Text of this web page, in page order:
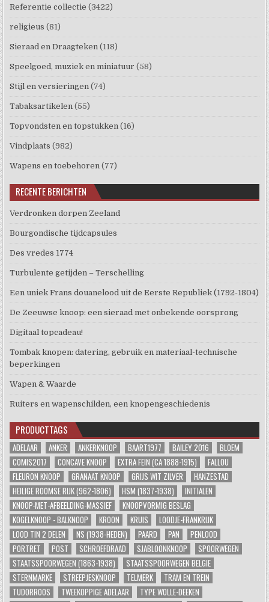
Referentie collectie (3422)
religieus (81)
Sieraad en Draagteken (118)
Speelgoed, muziek en miniatuur (58)
Stijl en versieringen (74)
Tabaksartikelen (55)
Topvondsten en topstukken (16)
Vindplaats (982)
Wapens en toebehoren (77)
RECENTE BERICHTEN
Verdronken dorpen Zeeland
Bourgondische tijdcapsules
Des vredes 1774
Turbulente getijden – Terschelling
Een uniek Frans douanelood uit de Eerste Republiek (1792-1804)
De Zeeuwse knoop: een sieraad met onbekende oorsprong
Digitaal topcadeau!
Tombak knopen: datering, gebruik en materiaal-technische
beperkingen
Wapen & Waarde
Ruiters en wapenschilden, een knopengeschiedenis
PRODUCTTAGS
ADELAAR ANKER ANKERKNOOP BAART1977 BAILEY 2016
BLOEM
COMIS2017
CONCAVE KNOOP EXTRA FEIN (CA 1888-1915)
FALLOU
FLEURON KNOOP
GRANAAT KNOOP GRIJS WIT ZILVER
HANZESTAD
HEILIGE ROOMSE RIJK (962-1806)
HSM (1837-1938)
INITIALEN
KNOOP-MET-AFBEELDING-MASSIEF
KNOOPVORMIG BESLAG
KOGELKNOOP - BALKNOOP
KROON KRUIS
LOODJE-FRANKRIJK
LOOD TIN 2 DELEN
NS (1938-HEDEN) PAARD PAN
PENLOOD
PORTRET
POST SCHROEFDRAAD SJABLOONKNOOP
SPOORWEGEN
STAATSSPOORWEGEN (1863-1938)
STAATSSPOORWEGEN BELGIE
STERNMARKE
STREEPJESKNOOP TELMERK
TRAM EN TREIN
TUDORROOS
TWEEKOPPIGE ADELAAR
TYPE WOLLE-DEEKEN